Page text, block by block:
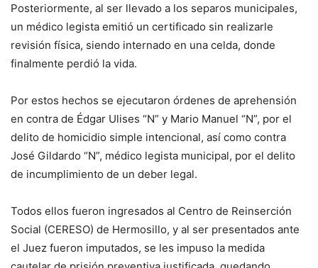
Posteriormente, al ser llevado a los separos municipales,
un médico legista emitió un certificado sin realizarle
revisión física, siendo internado en una celda, donde
finalmente perdió la vida.
Por estos hechos se ejecutaron órdenes de aprehensión
en contra de Édgar Ulises “N” y Mario Manuel “N”, por el
delito de homicidio simple intencional, así como contra
José Gildardo “N”, médico legista municipal, por el delito
de incumplimiento de un deber legal.
Todos ellos fueron ingresados al Centro de Reinserción
Social (CERESO) de Hermosillo, y al ser presentados ante
el Juez fueron imputados, se les impuso la medida